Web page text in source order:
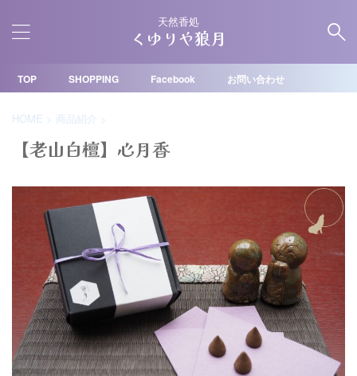
天然香処
くゆりや狼月
TOP SHOPPING Facebook お問い合わせ
HOME > 商品紹介 >
【老山白檀】心月香